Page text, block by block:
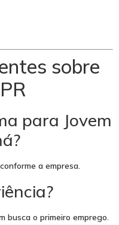
sobre
para Jovem
a empresa.
busca o primeiro emprego.